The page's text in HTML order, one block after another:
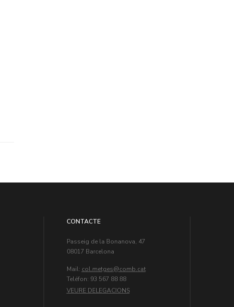
CONTACTE
Passeig de la Bonanova, 47
08017 Barcelona
Mail: col.metges
Teléfon: 93 567 88 88
VEURE DELEGACIONS